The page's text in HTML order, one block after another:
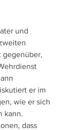
und
gegenüber,
er im
wie er sich
kann.
dass